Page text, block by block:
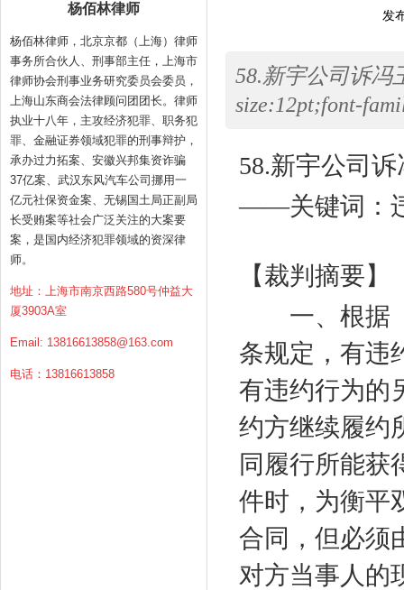
杨佰林律师
杨佰林律师，北京京都（上海）律师
事务所合伙人、刑事部主任，上海市
律师协会刑事业务研究委员会委员，
上海山东商会法律顾问团团长。律师
执业十八年，主攻经济犯罪、职务犯
罪、金融证券领域犯罪的刑事辩护，
承办过力拓案、安徽兴邦集资诈骗
37亿案、武汉东风汽车公司挪用一
亿元社保资金案、无锡国土局正副局
长受贿案等社会广泛关注的大案要
案，是国内经济犯罪领域的资深律
师。
地址：上海市南京西路580号仲益大
厦3903A室
Email: 13816613858@163.com
电话：13816613858
发
58.新宇公司诉冯
size:12pt;font-
58.新宇公司
——关键词：
【裁判摘要】
一、根据《
条规定，有违
有违约行为的
约方继续履约
同履行所能获
件时，为衡平
合同，但必须
对方当事人的